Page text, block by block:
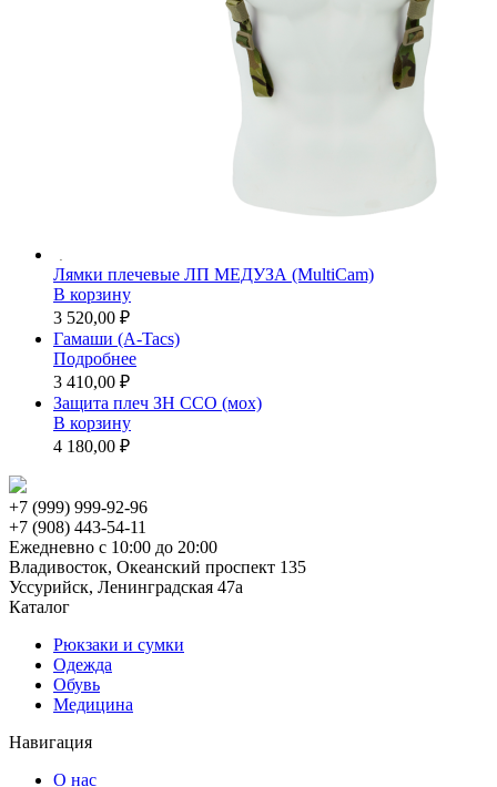
Лямки плечевые ЛП МЕДУЗА (MultiCam)
В корзину
3 520,00 ₽
Гамаши (A-Tacs)
Подробнее
3 410,00 ₽
Защита плеч ЗН ССО (мох)
В корзину
4 180,00 ₽
+7 (999) 999-92-96
+7 (908) 443-54-11
Ежедневно с 10:00 до 20:00
Владивосток, Океанский проспект 135
Уссурийск, Ленинградская 47а
Каталог
Рюкзаки и сумки
Одежда
Обувь
Медицина
Навигация
О нас